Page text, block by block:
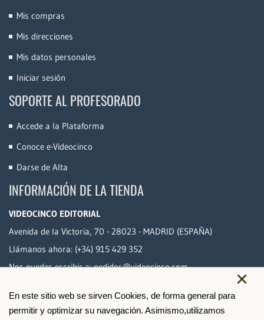
×
En este sitio web se sirven Cookies, de forma general para
permitir y optimizar su navegación. Asimismo,utilizamos
Mis compras
Mis direcciones
Mis datos personales
Iniciar sesión
SOPORTE AL PROFESORADO
Accede a la Plataforma
Conoce e-Videocinco
Darse de Alta
INFORMACIÓN DE LA TIENDA
VIDEOCINCO EDITORIAL
Avenida de la Victoria, 70 - 28023 - MADRID (ESPAÑA)
Llámanos ahora: (+34) 915 429 352
Nos puedes escribir a:pedidos@videocinco.com
PAGO SEGURO